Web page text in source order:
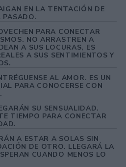
EN LA TENTACIÓN DE
PASADO.
PARA CONECTAR
NO ARRASTREN A
A SUS LOCURAS, ES
A SUS SENTIMIENTOS Y
AL AMOR. ES UN
PARA CONOCERSE CON
SU SENSUALIDAD.
TIEMPO PARA CONECTAR
A ESTAR A SOLAS SIN
DE OTRO. LLEGARÁ LA
CUANDO MENOS LO